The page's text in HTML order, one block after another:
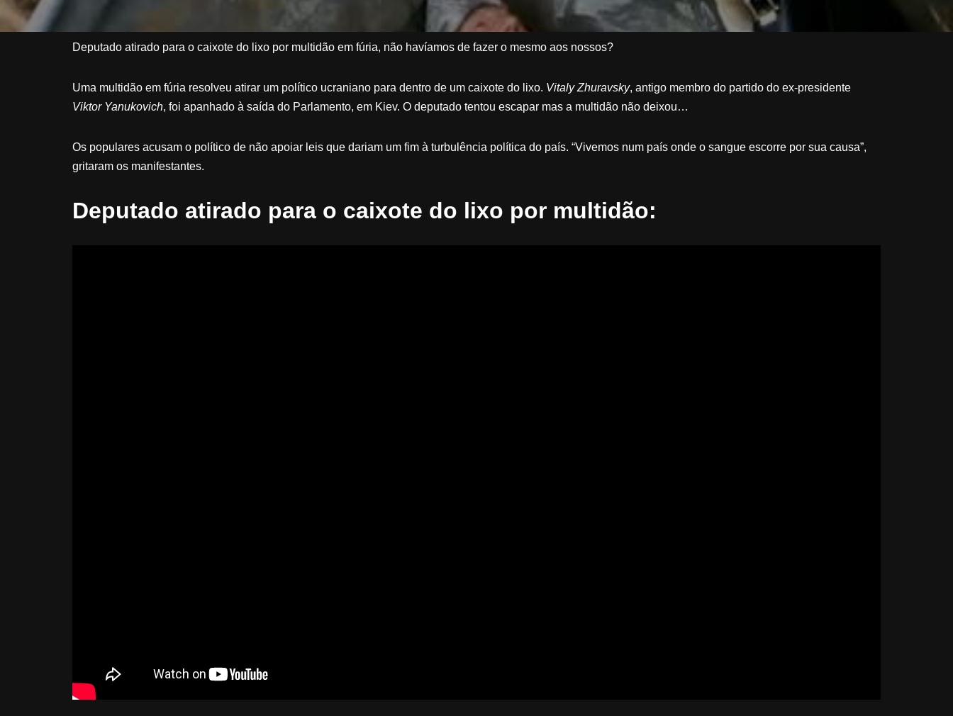
Deputado atirado para o caixote do lixo por multidão em fúria, não havíamos de fazer o mesmo aos nossos?
Uma multidão em fúria resolveu atirar um político ucraniano para dentro de um caixote do lixo. Vitaly Zhuravsky, antigo membro do partido do ex-presidente
Viktor Yanukovich, foi apanhado à saída do Parlamento, em Kiev. O deputado tentou escapar mas a multidão não deixou…
Os populares acusam o político de não apoiar leis que dariam um fim à turbulência política do país. “Vivemos num país onde o sangue escorre por sua causa”,
gritaram os manifestantes.
Deputado atirado para o caixote do lixo por multidão: